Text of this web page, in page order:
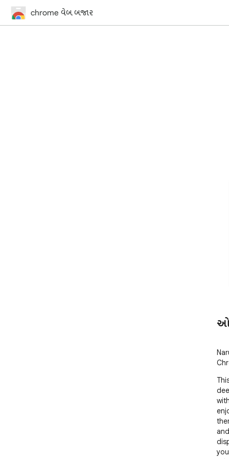
chrome વેબ બજાર